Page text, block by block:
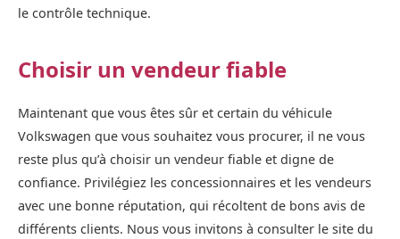
le contrôle technique.
Choisir un vendeur fiable
Maintenant que vous êtes sûr et certain du véhicule
Volkswagen que vous souhaitez vous procurer, il ne vous
reste plus qu’à choisir un vendeur fiable et digne de
confiance. Privilégiez les concessionnaires et les vendeurs
avec une bonne réputation, qui récoltent de bons avis de
différents clients. Nous vous invitons à consulter le site du